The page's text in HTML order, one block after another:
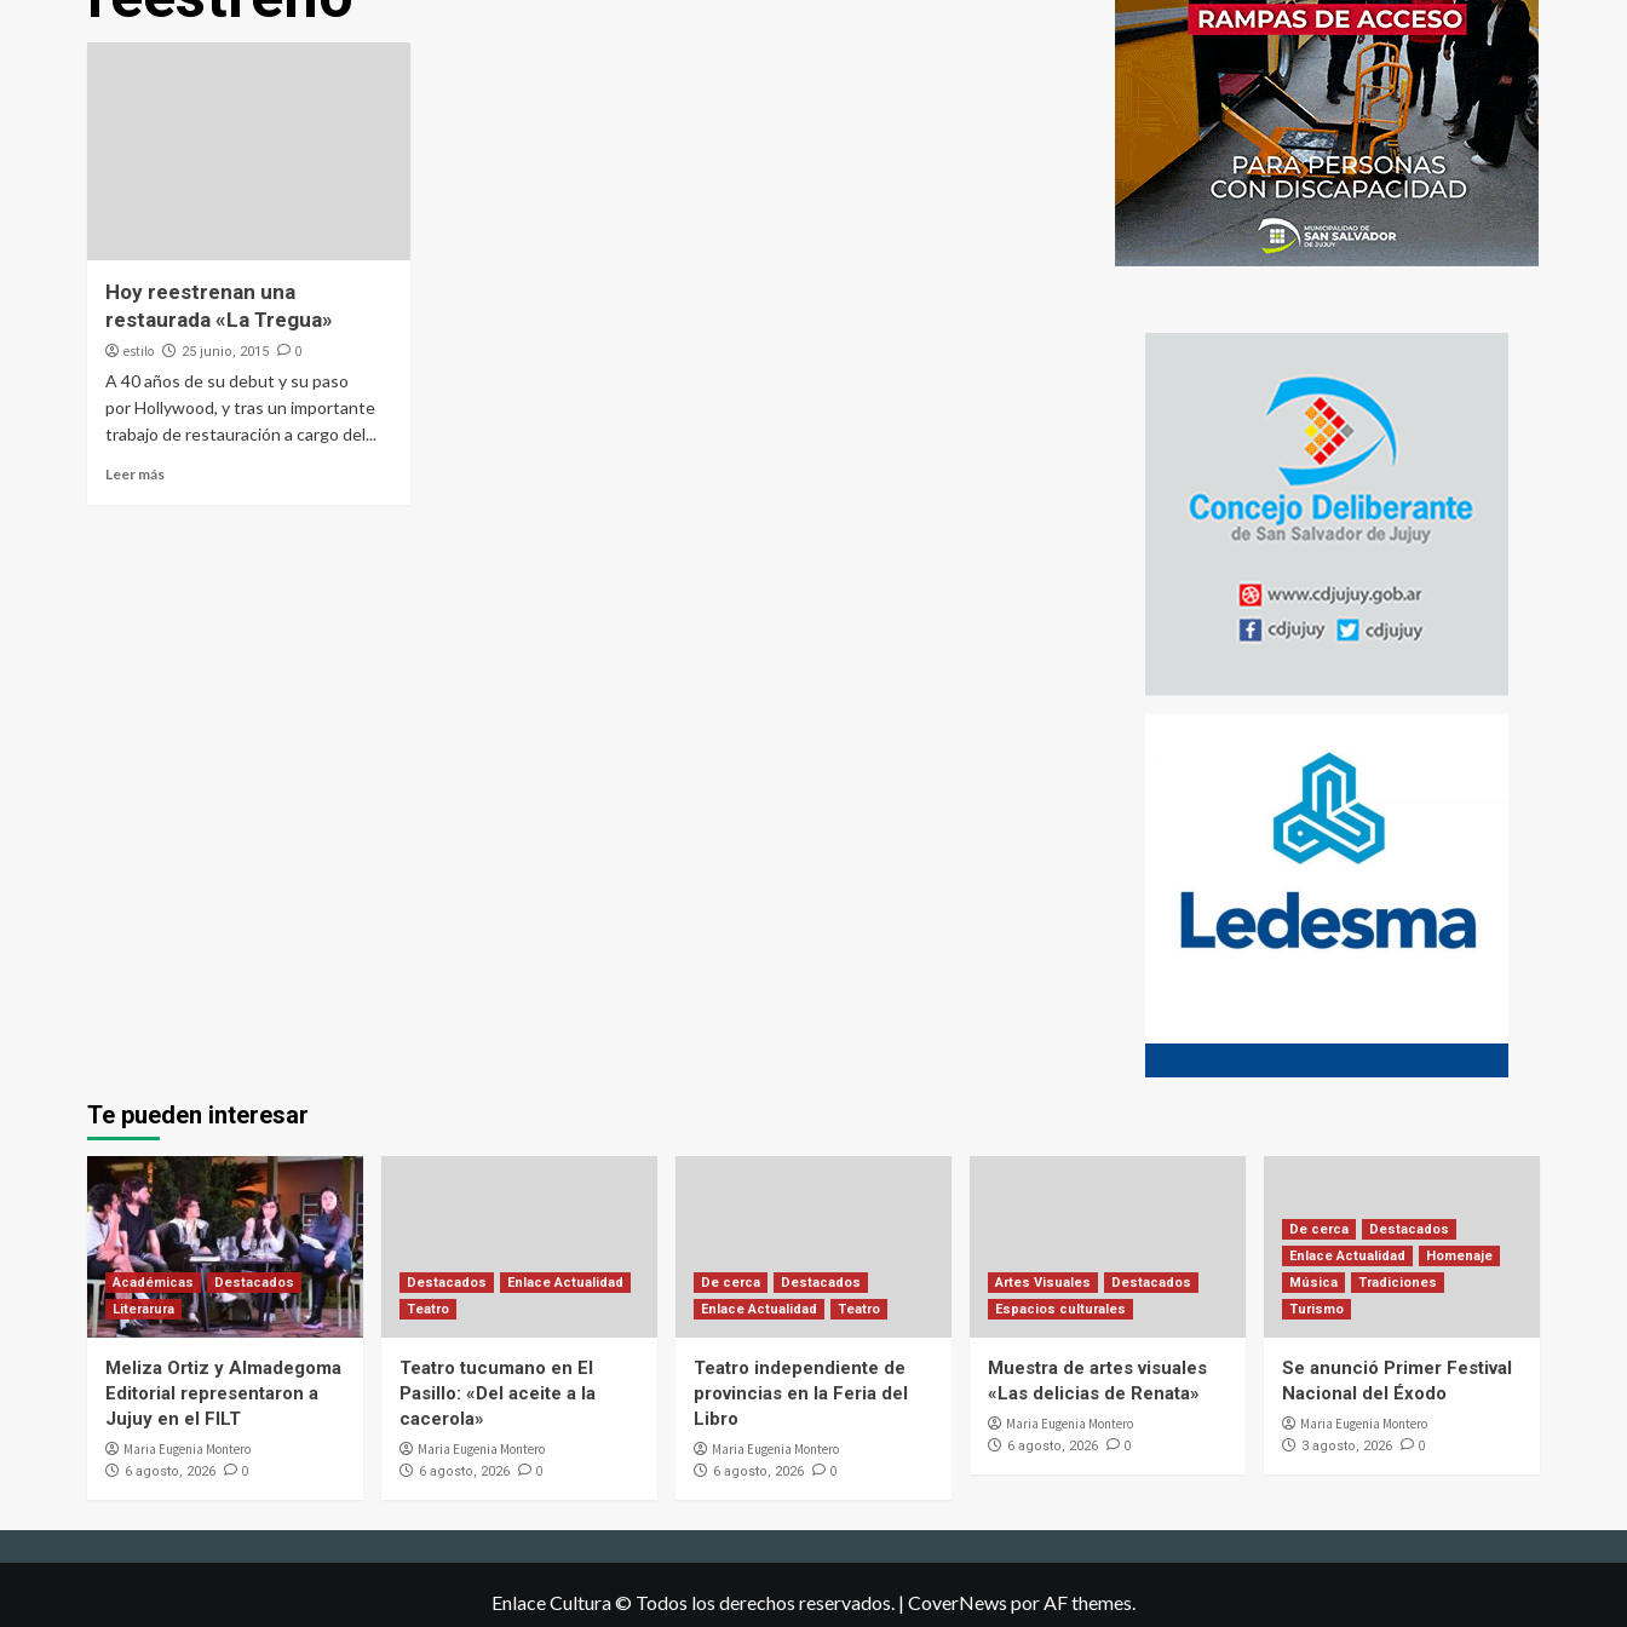
Hoy reestrenan una
restaurada «La Tregua»
estilo 25 junio, 2015 0
A 40 años de su debut y su paso
por Hollywood, y tras un importante
trabajo de restauración a cargo del...
Leer más
Te pueden interesar
Académicas
Destacados
Literarura
Meliza Ortiz y Almadegoma
Editorial representaron a
Jujuy en el FILT
Maria Eugenia Montero
6 agosto, 2026 0
Destacados
Enlace Actualidad
Teatro
Teatro tucumano en El
Pasillo: «Del aceite a la
cacerola»
Maria Eugenia Montero
6 agosto, 2026 0
De cerca
Destacados
Enlace Actualidad
Teatro
Teatro independiente de
provincias en la Feria del
Libro
Maria Eugenia Montero
6 agosto, 2026 0
Artes Visuales
Destacados
Espacios culturales
Muestra de artes visuales
«Las delicias de Renata»
Maria Eugenia Montero
6 agosto, 2026 0
De cerca
Destacados
Enlace Actualidad
Homenaje
Música
Tradiciones
Turismo
Se anunció Primer Festival
Nacional del Éxodo
Maria Eugenia Montero
3 agosto, 2026 0
Enlace Cultura © Todos los derechos reservados. | CoverNews por AF themes.